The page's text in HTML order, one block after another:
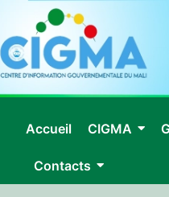
Accueil CIGMA
Contacts